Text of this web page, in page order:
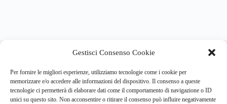
Gestisci Consenso Cookie
Per fornire le migliori esperienze, utilizziamo tecnologie come i cookie per
memorizzare e/o accedere alle informazioni del dispositivo. Il consenso a queste
tecnologie ci permetterà di elaborare dati come il comportamento di navigazione o ID
unici su questo sito. Non acconsentire o ritirare il consenso può influire negativamente
psicologia e salute mentale.
Address: